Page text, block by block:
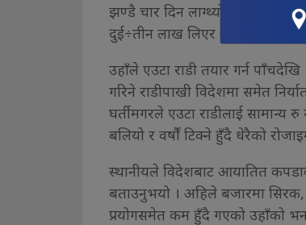
झण्डै चार दिन लाग्थ्यो”, उहाँले
दुई÷तीन लाख लिएर आउँथ्यौँ, अहिले
उहाँले एउटा राडी तयार गर्न
गरिने राडीपाखी विदेशमा समेत
घर्तीमगरले एउटा राडीलाई सामान्य
बलियो र वर्षौं टिक्ने हुँदै धेरैको
स्थानीयले विदेशबाट आयातित
बताउनुभयो । अहिले बजारमा
प्रयोगसमेत कम हुँदै गएको उहाँको